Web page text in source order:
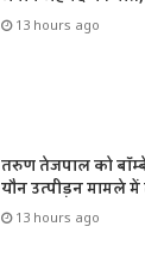
13 hours ago
तरुण तेजपाल को
यौन उत्पीड़न मामले में
13 hours ago